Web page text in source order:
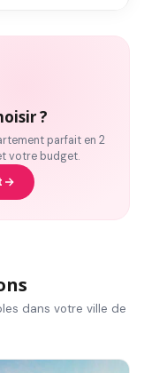
?
parfait en 2
votre budget.
dans votre ville de